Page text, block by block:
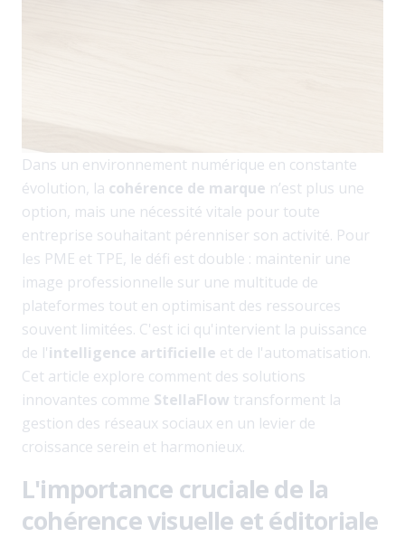
Dans un environnement numérique en constante
évolution, la cohérence de marque n’est plus une
option, mais une nécessité vitale pour toute
entreprise souhaitant pérenniser son activité. Pour
les PME et TPE, le défi est double : maintenir une
image professionnelle sur une multitude de
plateformes tout en optimisant des ressources
souvent limitées. C'est ici qu'intervient la puissance
de l'intelligence artificielle et de l'automatisation.
Cet article explore comment des solutions
innovantes comme StellaFlow transforment la
gestion des réseaux sociaux en un levier de
croissance serein et harmonieux.
L'importance cruciale de la
cohérence visuelle et éditoriale